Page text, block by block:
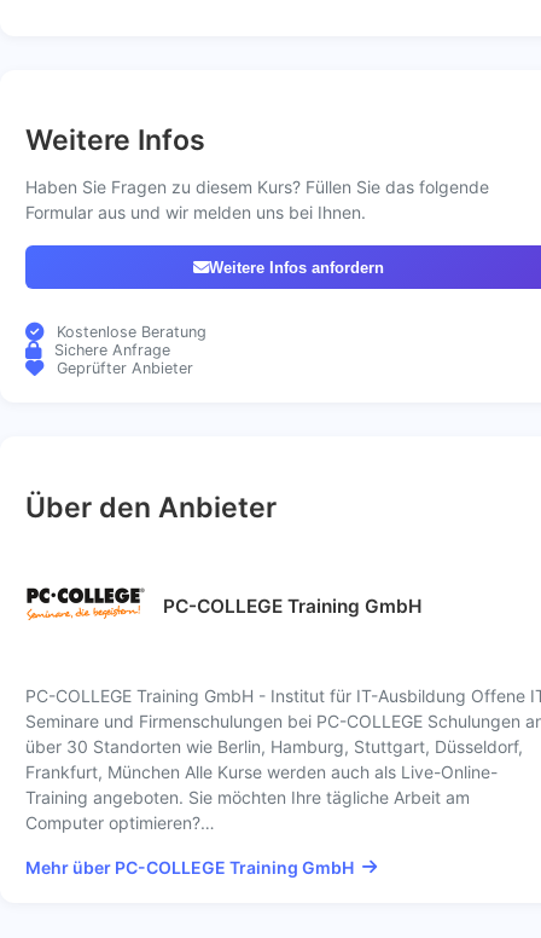
Weitere Infos
Haben Sie Fragen zu diesem Kurs? Füllen Sie das folgende
Formular aus und wir melden uns bei Ihnen.
Weitere Infos anfordern
Kostenlose Beratung
Sichere Anfrage
Geprüfter Anbieter
Über den Anbieter
PC-COLLEGE Training GmbH
PC-COLLEGE Training GmbH - Institut für IT-Ausbildung Offene
Seminare und Firmenschulungen bei PC-COLLEGE Schulungen
über 30 Standorten wie Berlin, Hamburg, Stuttgart, Düsseldorf,
Frankfurt, München Alle Kurse werden auch als Live-Online-
Training angeboten. Sie möchten Ihre tägliche Arbeit am
Computer optimieren?…
Mehr über PC-COLLEGE Training GmbH